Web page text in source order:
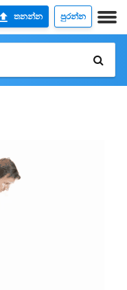
තනන්න පුරන්න